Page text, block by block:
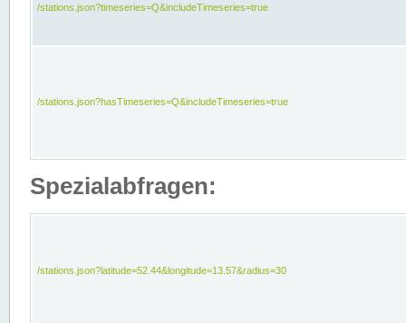
/stations.json?timeseries=Q&includeTimeseries=true
/stations.json?hasTimeseries=Q&includeTimeseries=true
Spezialabfragen:
/stations.json?latitude=52.44&longitude=13.57&radius=30